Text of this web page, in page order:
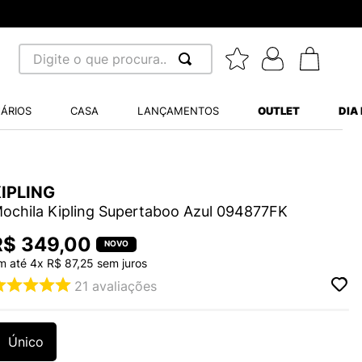
Digite o que procura...
CASA LANÇAMENTOS OUTLET DIA
Kipling Supertaboo Azul 094877FK
349,00
até4x R$ 87,25 sem juros
21 avaliações
Único
BALANCE 530
WHITE
VANS ULTRARANGE